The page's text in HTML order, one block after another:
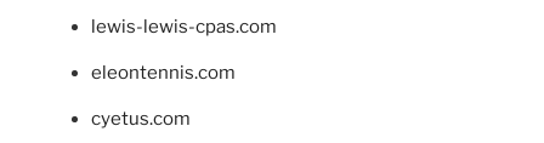
lewis-lewis-cpas.com
eleontennis.com
cyetus.com